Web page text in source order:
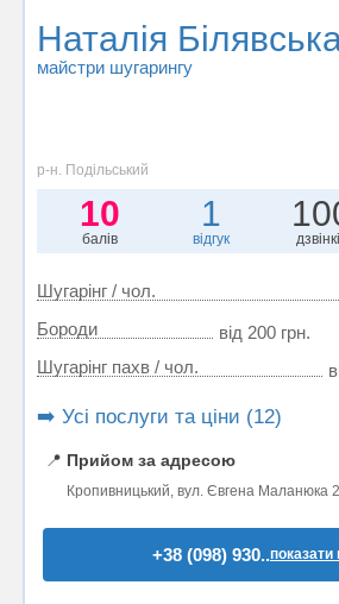
Наталія
майстри шугарингу
р-н. Подільський
10
балів
1
відгук
Шугарінг / чол.
Бороди
від 200 грн.
Шугарінг пахв / чол.
➡️ Усі послуги та ціни (12)
📍 Прийом за адресою
Кропивницький, вул. Євгена Маланюка
+38 (098) 930..показати